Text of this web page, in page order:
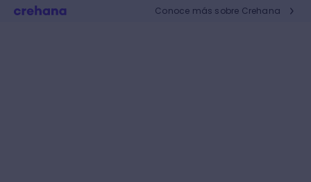
Conoce más sobre Crehana